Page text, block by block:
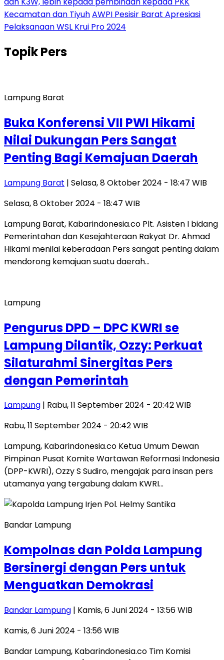
Kecamatan dan TiyuhAWPI Pesisir Barat Apresiasi
Pelaksanaan WSL Krui Pro 2024
TopikPers
Lampung Barat
Buka Konferensi VII PWI Hikami
Nilai Dukungan Pers Sangat
Penting Bagi Kemajuan Daerah
Lampung Barat | Selasa, 8 Oktober 2024 - 18:47 WIB
Selasa, 8 Oktober 2024 - 18:47 WIB
Lampung Barat, Kabarindonesia.co Plt. Asisten I bidang
Pemerintahan dan Kesejahteraan Rakyat Dr. Ahmad
Hikami menilai keberadaan Pers sangat penting dalam
mendorong kemajuan suatu daerah…
Lampung
Pengurus DPD – DPC KWRI se
Lampung Dilantik, Ozzy: Perkuat
Silaturahmi Sinergitas Pers
dengan Pemerintah
Lampung | Rabu, 11 September 2024 - 20:42 WIB
Rabu, 11 September 2024 - 20:42 WIB
Lampung, Kabarindonesia.co Ketua Umum Dewan
Pimpinan Pusat Komite Wartawan Reformasi Indonesia
(DPP-KWRI), Ozzy S Sudiro, mengajak para insan pers
utamanya yang tergabung dalam KWRI…
Bandar Lampung
Kompolnas dan Polda Lampung
Bersinergi dengan Pers untuk
Menguatkan Demokrasi
Bandar Lampung | Kamis, 6 Juni 2024 - 13:56 WIB
Kamis, 6 Juni 2024 - 13:56 WIB
Bandar Lampung, Kabarindonesia.co Tim Komisi